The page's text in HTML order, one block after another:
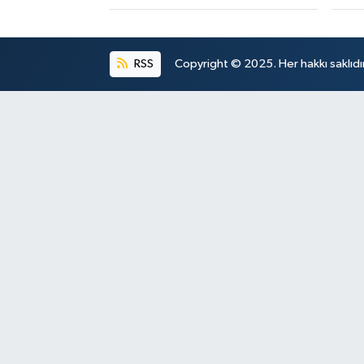
RSS Copyright © 2025. Her hakkı